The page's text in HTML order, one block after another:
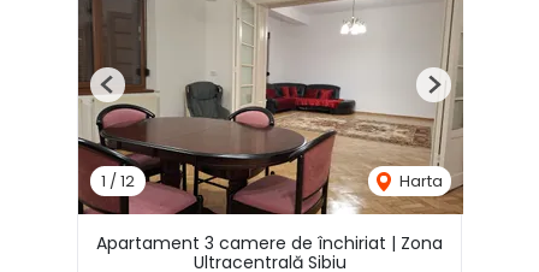
1 /12 Harta
Previous Next
Apartament 3 camere de închiriat | Zona
Ultracentrală Sibiu